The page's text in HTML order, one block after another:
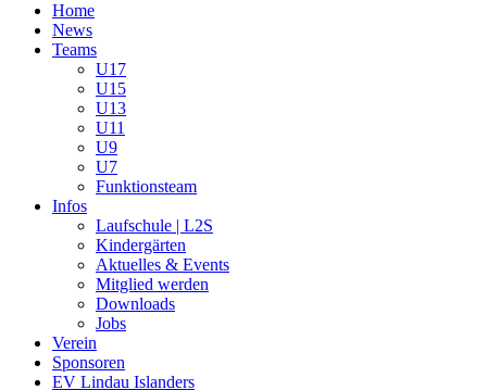
Home
News
Teams
U17
U15
U13
U11
U9
U7
Funktionsteam
Infos
Laufschule | L2S
Kindergärten
Aktuelles & Events
Mitglied werden
Downloads
Jobs
Verein
Sponsoren
EV Lindau Islanders